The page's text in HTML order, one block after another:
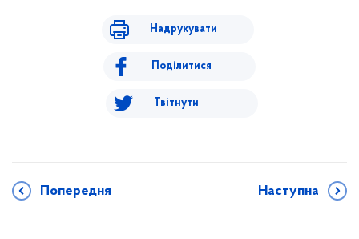
Надрукувати
Поділитися
Твітнути
Попередня Наступна